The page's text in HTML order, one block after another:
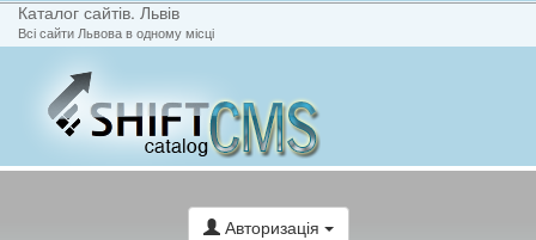
Каталог сайтів. Львів
Всі сайти Львова в одному місці
Авторизація